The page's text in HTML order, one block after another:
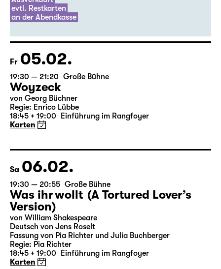
Der Riss (UA)
Marco Damghani
Ausverkauft
evtl. Restkarten
an der Abendkasse
Fr 05.02.
19:30 — 21:20 Große Bühne
Woyzeck
18:45 + 19:00 Einführung im Rangfoyer
Karten
Sa 06.02.
19:30 — 20:55 Große Bühne
Was ihr wollt (A Tortured Lover’s
Version)
von William Shakespeare
Deutsch von Jens Roselt